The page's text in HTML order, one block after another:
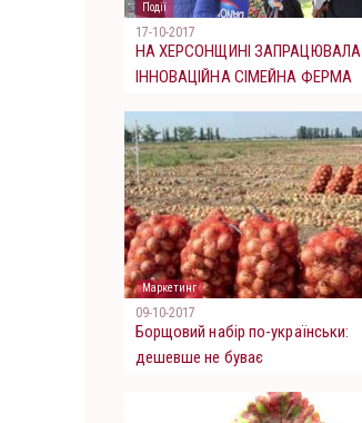
Події
17-10-2017
НА ХЕРСОНЩИНІ ЗАПРАЦЮВАЛА
ІННОВАЦІЙНА СІМЕЙНА ФЕРМА
Маркетинг
09-10-2017
Борщовий набір по-українськи:
дешевше не буває